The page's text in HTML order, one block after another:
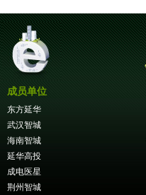
成员单位
东方延华
武汉智城
海南智城
延华高投
成电医星
荆州智城